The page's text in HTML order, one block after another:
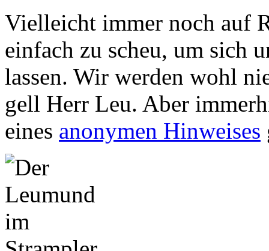
Vielleicht immer noch auf
einfach zu scheu, um sich
lassen. Wir werden wohl
gell Herr Leu. Aber
eines anonymen Hinweises